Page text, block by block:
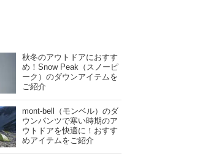
秋冬のアウトドアにおすす
め！Snow Peak（スノーピ
ーク）のダウンアイテムを
ご紹介
mont-bell（モンベル）のダ
ウンパンツで寒い時期のア
ウトドアを快適に！おすす
めアイテムをご紹介